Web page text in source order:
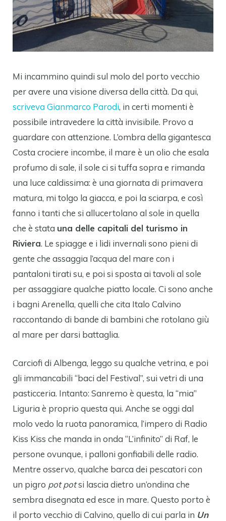
Mi incammino quindi sul molo del porto vecchio
per avere una visione diversa della città. Da qui,
scriveva Gianmarco Parodi, in certi momenti è
possibile intravedere la città invisibile. Provo a
guardare con attenzione. L’ombra della gigantesca
Costa crociere incombe, il mare è un olio che esala
profumo di sale, il sole ci si tuffa sopra e rimanda
una luce caldissima: è una giornata di primavera
matura, mi tolgo la giacca, e poi la sciarpa, e così
fanno i tanti che si allucertolano al sole in quella
che è stata una delle capitali del turismo in
Riviera. Le spiagge e i lidi invernali sono pieni di
gente che assaggia l’acqua del mare con i
pantaloni tirati su, e poi si sposta ai tavoli al sole
per assaggiare qualche piatto locale. Ci sono anche
i bagni Arenella, quelli che cita Italo Calvino
raccontando di bande di bambini che rotolano giù
al mare per darsi battaglia.
Carciofi di Albenga, leggo su qualche vetrina, e poi
gli immancabili “baci del Festival”, sui vetri di una
pasticceria. Intanto: Sanremo è questa, la “mia”
Liguria è proprio questa qui. Anche se oggi dal
molo vedo la ruota panoramica, l’impero di Radio
Kiss Kiss che manda in onda “L’infinito” di Raf, le
persone ovunque, i palloni gonfiabili delle radio.
Mentre osservo, qualche barca dei pescatori con
un pigro pot potsi lascia dietro un’ondina che
sembra disegnata ed esce in mare. Questo porto è
il porto vecchio di Calvino, quello di cui parla in Un